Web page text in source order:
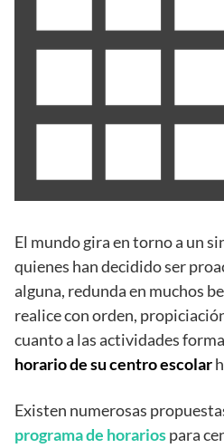
El mundo gira en torno a un
quienes han decidido ser
alguna, redunda en muchos
realice con orden,
cuanto a las actividades
horario de su centro escolar
Existen numerosas
programa de horariospara